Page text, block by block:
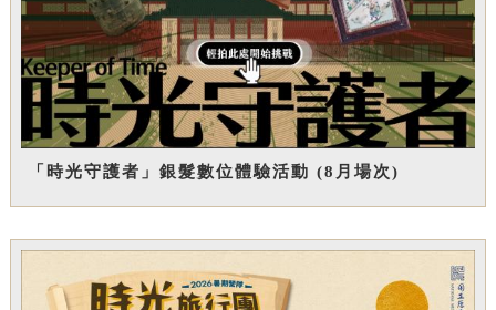
「時光守護者」銀髮數位體驗活動 (8月場次)